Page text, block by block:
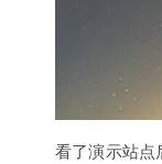
看了演示站